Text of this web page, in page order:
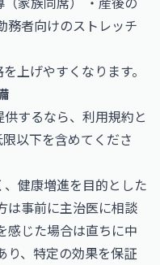
務者向けのストレッチ
上げやすくなります。
するなら、利用規約と
以下を含めてくださ
健康増進を目的とした
は事前に主治医に相談
感じた場合は直ちに中
り、特定の効果を保証